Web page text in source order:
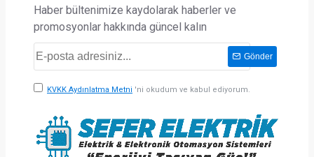
Haber bültenimize kaydolarak haberler ve
promosyonlar hakkında güncel kalın
Gönder
KVKK Aydınlatma Metni 'ni okudum ve kabul ediyorum.